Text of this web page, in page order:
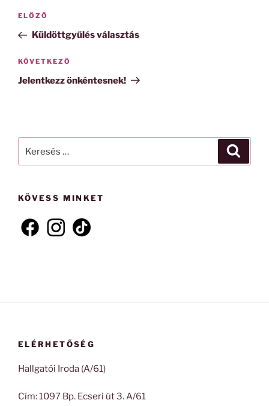
Bejegyzés
Korábbi
bejegyzés
ELŐZŐ
Küldöttgyűlés választás
Következő
bejegyzés
KÖVETKEZŐ
Jelentkezz önkéntesnek!
KÖVESS MINKET
ELÉRHETŐSÉG
Hallgatói Iroda (A/61)
Cím: 1097 Bp. Ecseri út 3. A/61